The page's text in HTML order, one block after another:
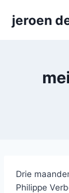
jeroen
Drie
Philippe